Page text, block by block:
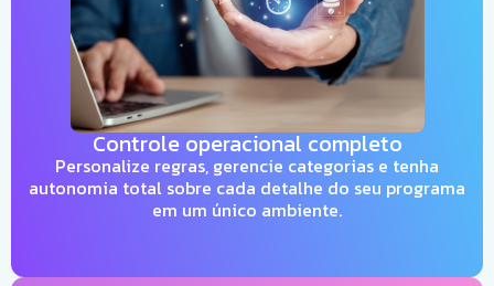
Controle operacional completo
Personalize regras, gerencie categorias e tenha
autonomia total sobre cada detalhe do seu programa
em um único ambiente.